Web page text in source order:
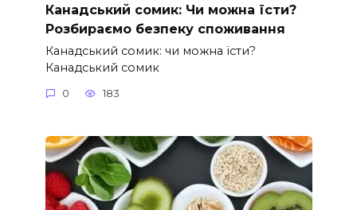
Канадський сомик: Чи можна їсти?
Розбираємо безпеку споживання
Канадський сомик: чи можна їсти?
Канадський сомик
0 183